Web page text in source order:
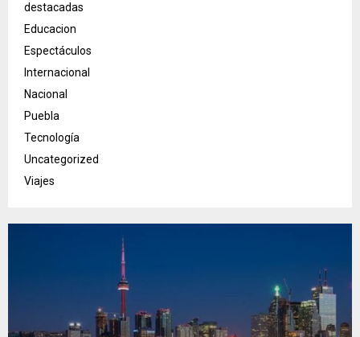
destacadas
Educacion
Espectáculos
Internacional
Nacional
Puebla
Tecnología
Uncategorized
Viajes